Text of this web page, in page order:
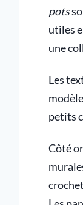
pots
utiles
une
Les
petits
Côté